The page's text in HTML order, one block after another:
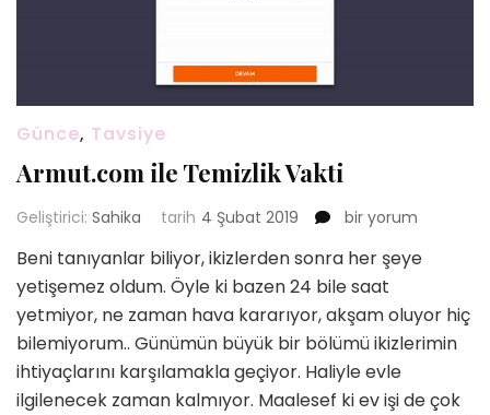
Günce, Tavsiye
Armut.com ile Temizlik Vakti
Geliştirici: Sahika tarih 4 Şubat 2019
Armut.com
Temizlik
Vakti
için
bir yorum
Beni tanıyanlar biliyor, ikizlerden sonra her şeye
yetişemez oldum. Öyle ki bazen 24 bile saat
yetmiyor, ne zaman hava kararıyor, akşam oluyor hiç
bilemiyorum.. Günümün büyük bir bölümü ikizlerimin
ihtiyaçlarını karşılamakla geçiyor. Haliyle evle
ilgilenecek zaman kalmıyor. Maalesef ki ev işi de çok